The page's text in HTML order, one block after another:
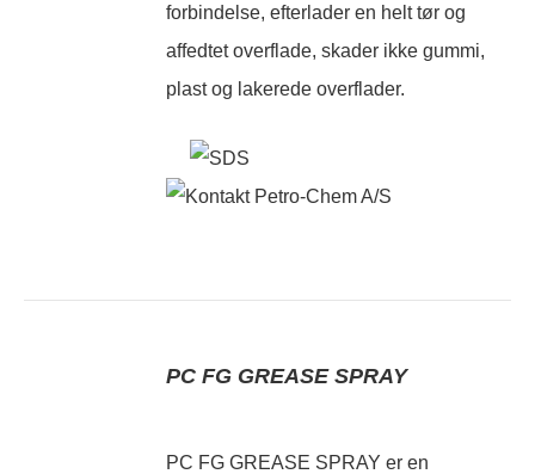
forbindelse, efterlader en helt tør og
affedtet overflade, skader ikke gummi,
plast og lakerede overflader.
PC FG GREASE SPRAY
PC FG GREASE SPRAY er en